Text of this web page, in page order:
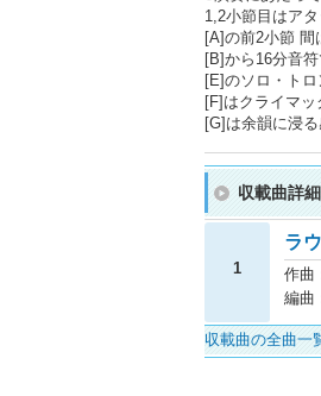
1,2小節目はア
[A]の前2小節 間
[B]から16分音
[E]のソロ・ト
[F]はクライマッ
[G]は余韻に浸
収載曲詳細
1
ラ
作曲
編曲
収載曲の全曲一